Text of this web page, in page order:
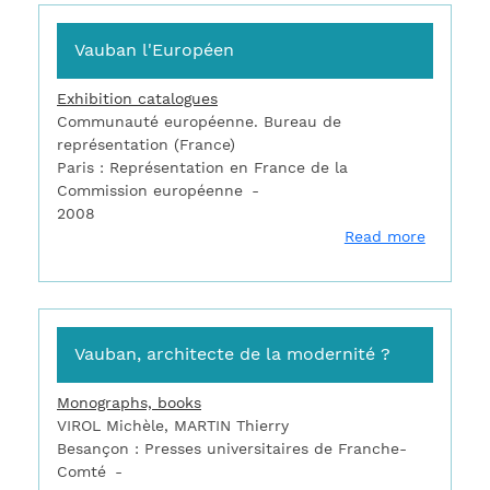
Vauban l'Européen
Exhibition catalogues
Communauté européenne. Bureau de
représentation (France)
Paris : Représentation en France de la
Commission européenne
2008
Read moreabout
Vauban, architecte de la modernité ?
Monographs, books
VIROL Michèle, MARTIN Thierry
Besançon : Presses universitaires de Franche-
Comté